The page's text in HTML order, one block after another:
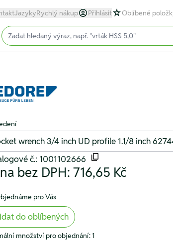
JazykyRychlý nákup Přihlásit Oblíbené
Input (text)
č.: 1001102666
bez DPH:716,65 Kč
pro Vás
do oblíbených
množství pro objednání: 1